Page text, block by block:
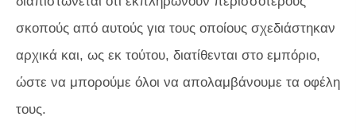
σκοπούς από αυτούς για τους οποίους σχεδιάστηκαν
αρχικά και, ως εκ τούτου, διατίθενται στο εμπόριο,
ώστε να μπορούμε όλοι να απολαμβάνουμε τα οφέλη
τους.